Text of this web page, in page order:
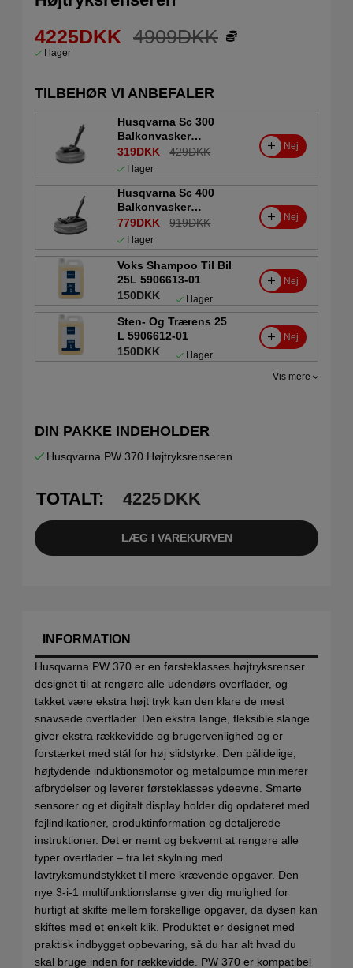
4909DKK
4225DKK
I lager
TILBEHØR VI ANBEFALER
Husqvarna Sc 300
Balkonvasker
5906579-01
319DKK 429DKK
I lager
Nej
Husqvarna Sc 400
Balkonvasker
5906578-01
779DKK 919DKK
I lager
Nej
Voks Shampoo Til Bil
25L 5906613-01
150DKK
I lager
Nej
Sten- Og Trærens 25
L 5906612-01
150DKK
I lager
Nej
Vis mere
DIN PAKKE INDEHOLDER
Husqvarna PW 370 Højtryksrenseren
TOTALT: 4225DKK
LÆG I VAREKURVEN
INFORMATION
Husqvarna PW 370 er en førsteklasses højtryksrenser
designet til at rengøre alle udendørs overflader, og
takket være ekstra højt tryk kan den klare de mest
snavsede overflader. Den ekstra lange, fleksible slange
giver ekstra rækkevidde og brugervenlighed og er
forstærket med stål for høj slidstyrke. Den pålidelige,
højtydende induktionsmotor og metalpumpe minimerer
afbrydelser og leverer førsteklasses ydeevne. Smarte
sensorer og et digitalt display holder dig opdateret med
fejlindikationer, produktinformation og detaljerede
instruktioner. Det er nemt og bekvemt at rengøre alle
typer overflader – fra let skylning med
lavtryksmundstykket til mere krævende opgaver. Den
nye 3-i-1 multifunktionslanse giver dig mulighed for
hurtigt at skifte mellem forskellige opgaver, da dysen kan
skiftes med et enkelt klik. Produktet er designet med
praktisk indbygget opbevaring, så du har alt hvad du
skal bruge inden for rækkevidde. PW 370 er kompatibel